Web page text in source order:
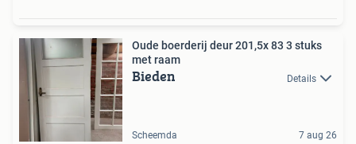
Oude boerderij deur 201,5x 83 3 stuks
met raam
Bieden Details
Scheemda 7 aug 26